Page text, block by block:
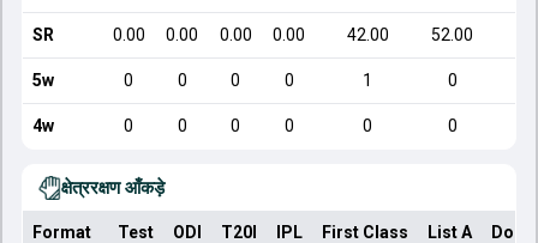
SR 0.00 0.00 0.00 0.00 42.00 52.00
5w 0 0 0 0 1 0
4w 0 0 0 0 0 0
क्षेत्ररक्षण आँकड़े
Format Test ODI T20I IPL First Class List A